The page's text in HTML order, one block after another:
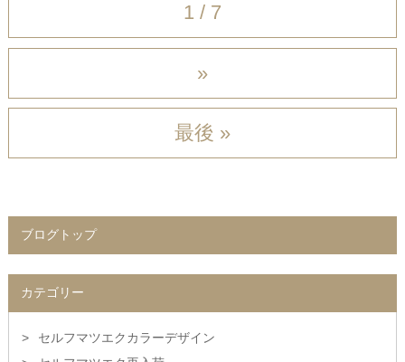
1 / 7
»
最後 »
ブログトップ
カテゴリー
セルフマツエクカラーデザイン